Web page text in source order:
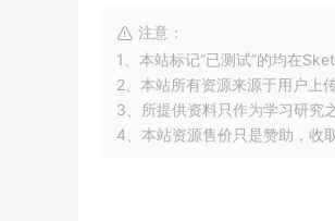
注意：
1、本站标记“已测试”的均在
2、本站所有资源来源于用户上
3、所提供资料只作为学习研究
4、本站资源售价只是赞助，收